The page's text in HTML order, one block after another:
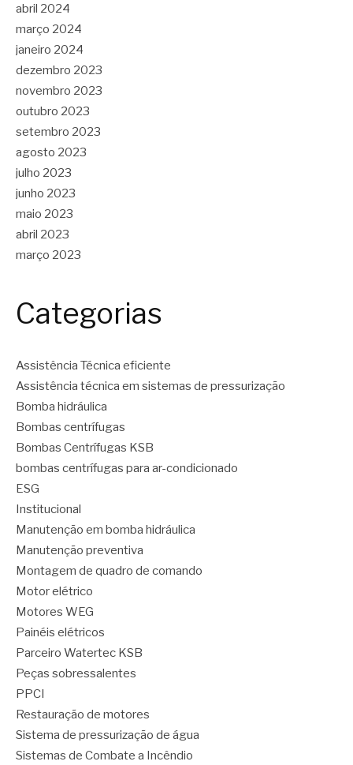
abril 2024
março 2024
janeiro 2024
dezembro 2023
novembro 2023
outubro 2023
setembro 2023
agosto 2023
julho 2023
junho 2023
maio 2023
abril 2023
março 2023
Categorias
Assistência Técnica eficiente
Assistência técnica em sistemas de pressurização
Bomba hidráulica
Bombas centrífugas
Bombas Centrífugas KSB
bombas centrífugas para ar-condicionado
ESG
Institucional
Manutenção em bomba hidráulica
Manutenção preventiva
Montagem de quadro de comando
Motor elétrico
Motores WEG
Painéis elétricos
Parceiro Watertec KSB
Peças sobressalentes
PPCI
Restauração de motores
Sistema de pressurização de água
Sistemas de Combate a Incêndio